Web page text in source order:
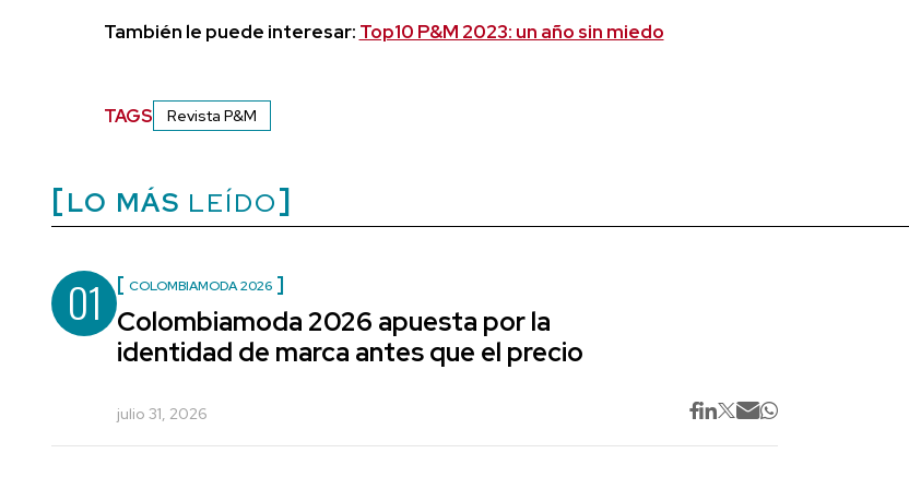
También le puede interesar: Top10 P&M 2023: un año sin miedo
TAGS Revista P&M
LO MÁS LEÍDO
01 COLOMBIAMODA 2026
Colombiamoda 2026 apuesta por la
identidad de marca antes que el precio
julio 31, 2026